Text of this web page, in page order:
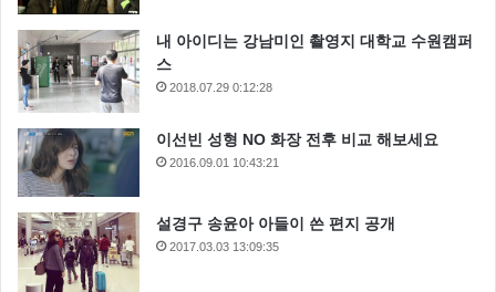
내 아이디는 강남미인 촬영지 대학교 수원캠퍼
스
2018.07.29 0:12:28
이선빈 성형 NO 화장 전후 비교 해보세요
2016.09.01 10:43:21
설경구 송윤아 아들이 쓴 편지 공개
2017.03.03 13:09:35